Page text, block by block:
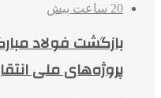
20 ساعت پیش
بازگشت فولاد
پروژه‌های ملی